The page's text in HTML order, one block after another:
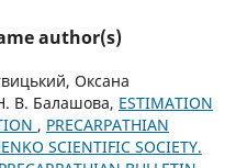
author(s)
Оксана
В. Балашова, ESTIMATION
, PRECARPATHIAN
SCIENTIFIC SOCIETY.